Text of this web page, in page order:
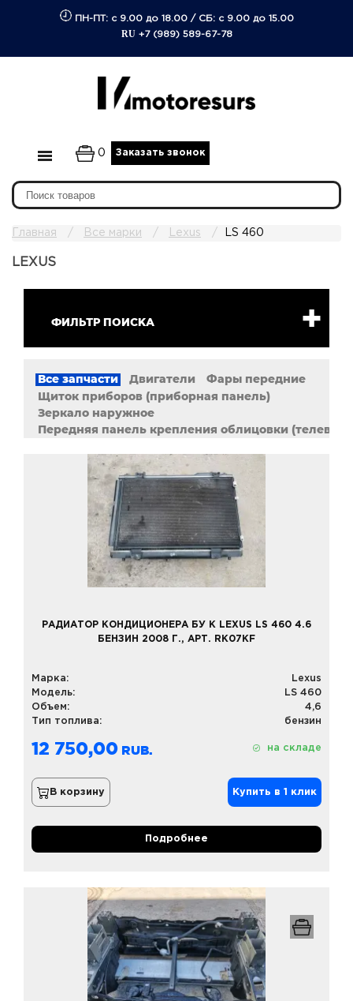
ПН-ПТ: с 9.00 до 18.00/ СБ: с 9.00 до 15.00
RU +7 (989) 589-67-78
0 Заказать звонок
Главная Все марки Lexus LS 460
LEXUS
ФИЛЬТР ПОИСКА
Все запчасти Двигатели
Фары передние
Щиток приборов (приборная панель)
Зеркало наружное
Передняя панель крепления облицовки
Радиатор (основной)
Блок управления вентилятором радиатора
Усилитель бампера
Сигнал (клаксон)
Радиатор кондиционера
РАДИАТОР КОНДИЦИОНЕРА БУ К LEXUS LS 460 4.6
БЕНЗИН 2008 Г., АРТ. RK07KF
Марка:
Lexus
Модель:
LS 460
Объем:
4,6
Тип топлива:
бензин
12 750,00 на складе
В корзину Купить в 1 клик
Подробнее